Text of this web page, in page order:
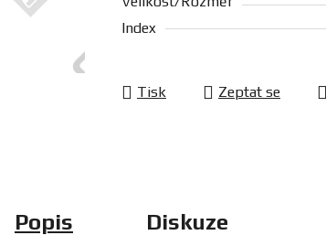
Index
Tisk Zeptat se
Popis Diskuze